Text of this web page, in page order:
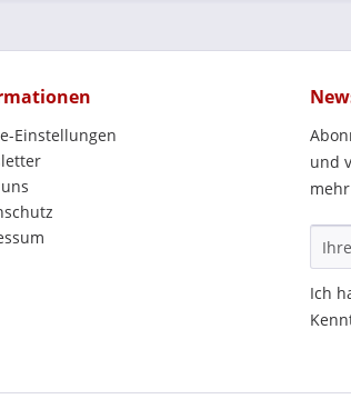
Einstellungen
und
Ich